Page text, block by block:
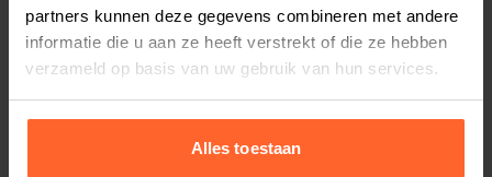
partners kunnen deze gegevens combineren met andere
informatie die u aan ze heeft verstrekt of die ze hebben
verzameld op basis van uw gebruik van hun services.
Alles toestaan
gemalen koudschuim.
Geschikt voor honden met een allergie.
De hoes van de SnObbs Cosy Cordura is
afritsbaar en kan op 30 graden worden
gewassen. Ons advies is om tijdens het ritsen de
Elke
8 weken
Elke
10 weken
Elke
12 weken